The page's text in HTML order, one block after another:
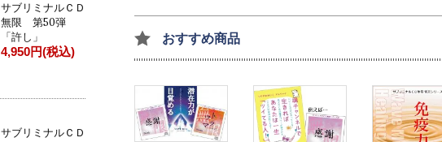
おすすめ商品
サブリミナルＣＤ
無限 第50弾
「許し」
4,950円(税込)
サブリミナルＣＤ